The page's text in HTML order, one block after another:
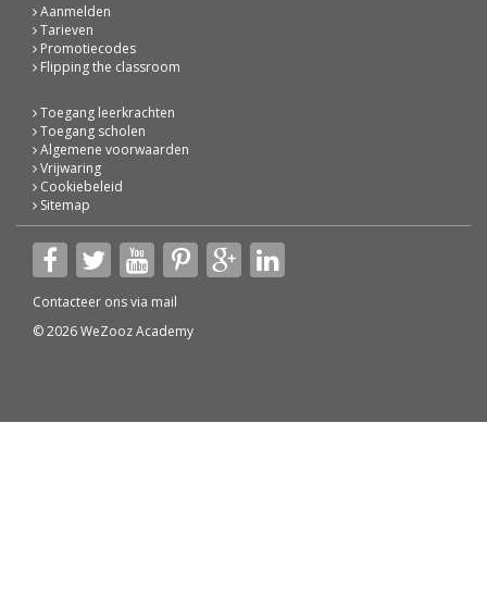
Aanmelden
Tarieven
Promotiecodes
Flipping the classroom
Toegang leerkrachten
Toegang scholen
Algemene voorwaarden
Vrijwaring
Cookiebeleid
Sitemap
Contacteer ons via mail
© 2026 WeZooz Academy